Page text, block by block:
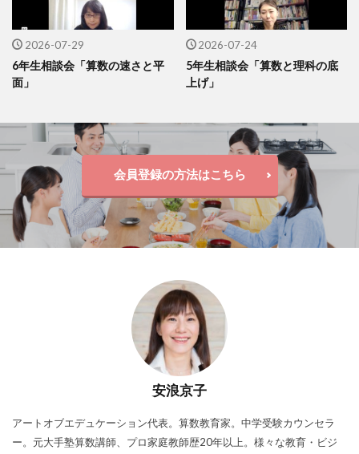
2026-07-29
6年生相談会「算数の速さと平
面」
2026-07-24
5年生相談会「算数と理科の底
上げ」
会員登録の方法はこちら
安浪京子
アートオブエデュケーション代表。算数教育家。中学受験カウンセラ
ー。元大手塾算数講師、プロ家庭教師歴20年以上。様々な教育・ビジ